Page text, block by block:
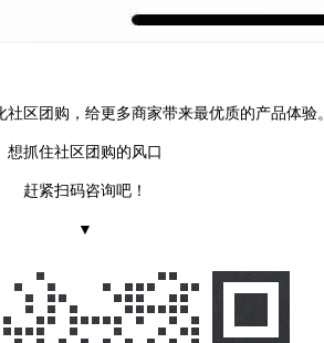
社区团购，给更多商家带来最优质的产品体验
想抓住社区团购的风口
赶紧扫码咨询吧！
▼